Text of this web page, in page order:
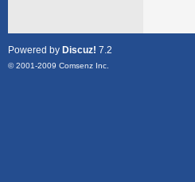
Powered by Discuz! 7.2
© 2001-2009 Comsenz Inc.